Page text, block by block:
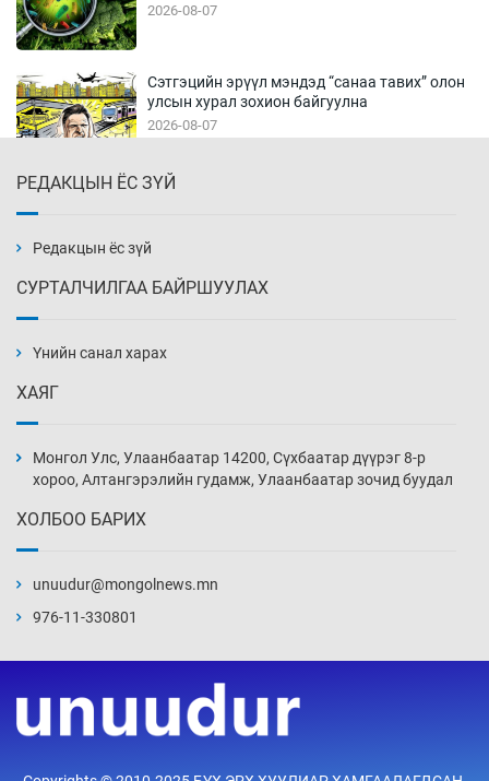
2026-08-07
Сэтгэцийн эрүүл мэндэд “санаа тавих” олон
улсын хурал зохион байгуулна
2026-08-07
2026-08-07
2026-08-07
2026-08-07
2026-08-07
нэмэгджээ
2026-08-07
РЕДАКЦЫН ЁС ЗҮЙ
Редакцын ёс зүй
СУРТАЛЧИЛГАА БАЙРШУУЛАХ
Үнийн санал харах
ХАЯГ
Монгол Улс, Улаанбаатар 14200, Сүхбаатар дүүрэг 8-р
хороо, Алтангэрэлийн гудамж, Улаанбаатар зочид буудал
ХОЛБОО БАРИХ
unuudur@mongolnews.mn
976-11-330801